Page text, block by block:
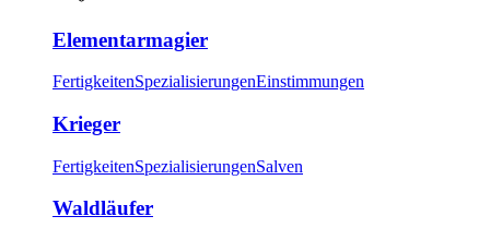
Elementarmagier
FertigkeitenSpezialisierungenEinstimmungen
Krieger
FertigkeitenSpezialisierungenSalven
Waldläufer